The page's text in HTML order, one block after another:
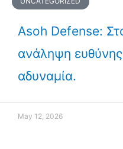
Asoh Defense:
ανάληψη ευθύνης
αδυναμία.
May 12, 2026